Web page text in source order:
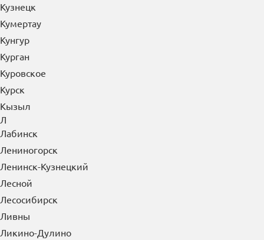
Кузнецк
Кумертау
Кунгур
Курган
Куровское
Курск
Кызыл
Л
Лабинск
Лениногорск
Ленинск-Кузнецкий
Лесной
Лесосибирск
Ливны
Ликино-Дулино